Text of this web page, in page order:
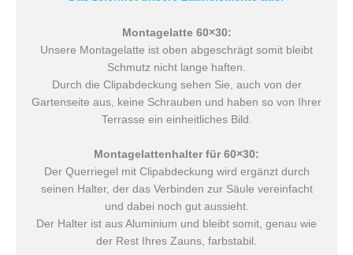
Montagelatte 60×30:
Unsere Montagelatte ist oben abgeschrägt somit bleibt
Schmutz nicht lange haften.
Durch die Clipabdeckung sehen Sie, auch von der
Gartenseite aus, keine Schrauben und haben so von Ihrer
Terrasse ein einheitliches Bild.
Montagelattenhalter für 60×30:
Der Querriegel mit Clipabdeckung wird ergänzt durch
seinen Halter, der das Verbinden zur Säule vereinfacht
und dabei noch gut aussieht.
Der Halter ist aus Aluminium und bleibt somit, genau wie
der Rest Ihres Zauns, farbstabil.